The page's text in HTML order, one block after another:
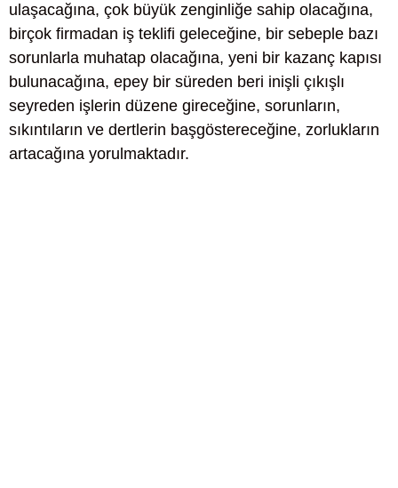
ulaşacağına, çok büyük zenginliğe sahip olacağına,
birçok firmadan iş teklifi geleceğine, bir sebeple bazı
sorunlarla muhatap olacağına, yeni bir kazanç kapısı
bulunacağına, epey bir süreden beri inişli çıkışlı
seyreden işlerin düzene gireceğine, sorunların,
sıkıntıların ve dertlerin başgöstereceğine, zorlukların
artacağına yorulmaktadır.